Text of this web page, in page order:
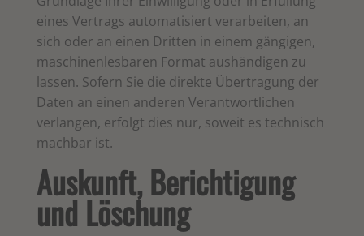
eines Vertrags automatisiert verarbeiten, an
sich oder an einen Dritten in einem gängigen,
maschinenlesbaren Format aushändigen zu
lassen. Sofern Sie die direkte Übertragung der
Daten an einen anderen Verantwortlichen
verlangen, erfolgt dies nur, soweit es technisch
machbar ist.
Auskunft, Berichtigung
und Löschung